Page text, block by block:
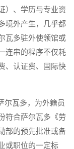
）、学历与专业资
境外产生，几乎都
瓦多驻外使领馆或
连串的程序不仅耗
、认证费、国际快
尔瓦多，为外籍员
符合萨尔瓦多《劳
部的预先批准或备
或职位的一定标